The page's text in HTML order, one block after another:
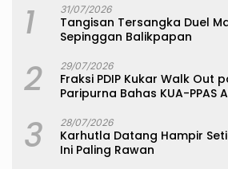
1 31/07/2026
Tangisan Tersangka Duel
Sepinggan Balikpapan
2 29/07/2026
Fraksi PDIP Kukar Walk Out
Paripurna Bahas KUA-PPAS
3 28/07/2026
Karhutla Datang Hampir
Ini Paling Rawan